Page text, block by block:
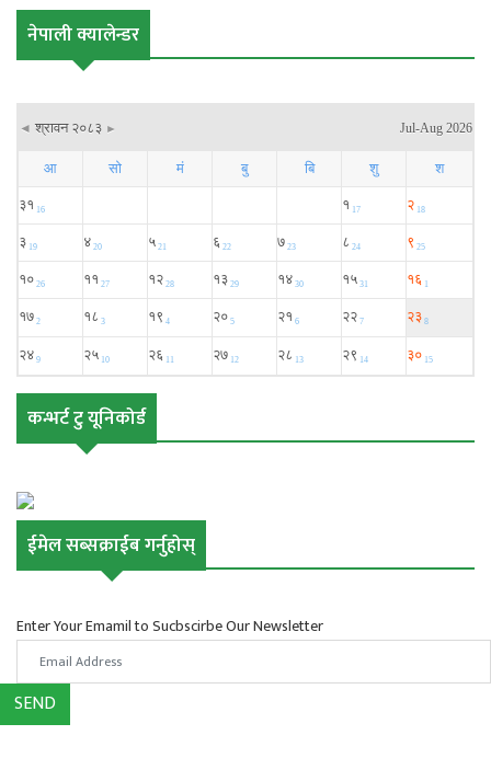
नेपाली क्यालेन्डर
कन्भर्ट टु यूनिकोर्ड
ईमेल सब्सक्राईब गर्नुहोस्
Enter Your Emamil to Sucbscirbe Our Newsletter
SEND